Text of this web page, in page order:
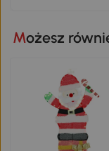
Możesz